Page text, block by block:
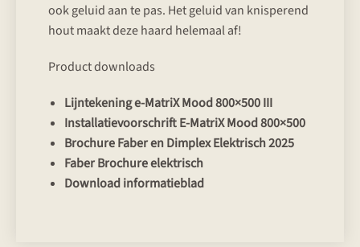
ook geluid aan te pas. Het geluid van knisperend
hout maakt deze haard helemaal af!
Product downloads
Lijntekening e-MatriX Mood 800×500 III
Installatievoorschrift E-MatriX Mood 800×500
Brochure Faber en Dimplex Elektrisch 2025
Faber Brochure elektrisch
Download informatieblad